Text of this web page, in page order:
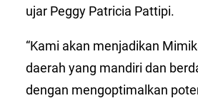
ujar Peggy Patricia Pattipi.
“Kami akan menjadikan
daerah yang mandiri dan
dengan mengoptimalkan